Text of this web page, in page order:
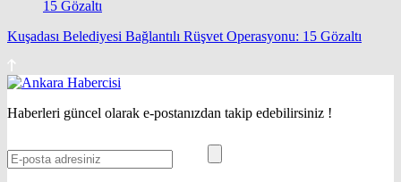
Kuşadası Belediyesi Bağlantılı Rüşvet Operasyonu: 15 Gözaltı
Haberleri güncel olarak e-postanızdan takip edebilirsiniz !